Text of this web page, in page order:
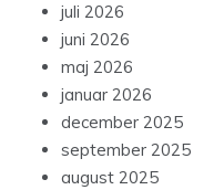
juli 2026
juni 2026
maj 2026
januar 2026
december 2025
september 2025
august 2025